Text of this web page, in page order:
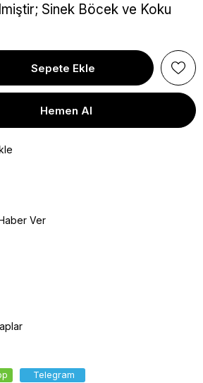
Sinek Böcek ve Koku
Ver
Telegram